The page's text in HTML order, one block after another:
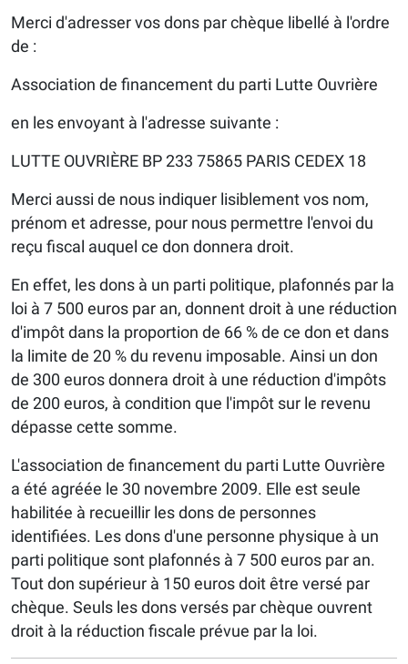
Merci d'adresser vos dons par chèque libellé à l'ordre
de :
Association de financement du parti Lutte Ouvrière
en les envoyant à l'adresse suivante :
LUTTE OUVRIÈRE BP 233 75865 PARIS CEDEX 18
Merci aussi de nous indiquer lisiblement vos nom,
prénom et adresse, pour nous permettre l'envoi du
reçu fiscal auquel ce don donnera droit.
En effet, les dons à un parti politique, plafonnés par la
loi à 7 500 euros par an, donnent droit à une réduction
d'impôt dans la proportion de 66 % de ce don et dans
la limite de 20 % du revenu imposable. Ainsi un don
de 300 euros donnera droit à une réduction d'impôts
de 200 euros, à condition que l'impôt sur le revenu
dépasse cette somme.
L'association de financement du parti Lutte Ouvrière
a été agréée le 30 novembre 2009. Elle est seule
habilitée à recueillir les dons de personnes
identifiées. Les dons d'une personne physique à un
parti politique sont plafonnés à 7 500 euros par an.
Tout don supérieur à 150 euros doit être versé par
chèque. Seuls les dons versés par chèque ouvrent
droit à la réduction fiscale prévue par la loi.